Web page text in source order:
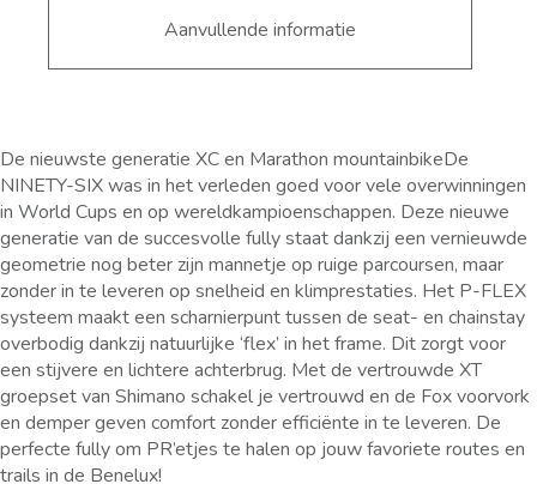
Aanvullende informatie
De nieuwste generatie XC en Marathon mountainbikeDe
NINETY-SIX was in het verleden goed voor vele overwinningen
in World Cups en op wereldkampioenschappen. Deze nieuwe
generatie van de succesvolle fully staat dankzij een vernieuwde
geometrie nog beter zijn mannetje op ruige parcoursen, maar
zonder in te leveren op snelheid en klimprestaties. Het P-FLEX
systeem maakt een scharnierpunt tussen de seat- en chainstay
overbodig dankzij natuurlijke ‘flex’ in het frame. Dit zorgt voor
een stijvere en lichtere achterbrug. Met de vertrouwde XT
groepset van Shimano schakel je vertrouwd en de Fox voorvork
en demper geven comfort zonder efficiënte in te leveren. De
perfecte fully om PR’etjes te halen op jouw favoriete routes en
trails in de Benelux!